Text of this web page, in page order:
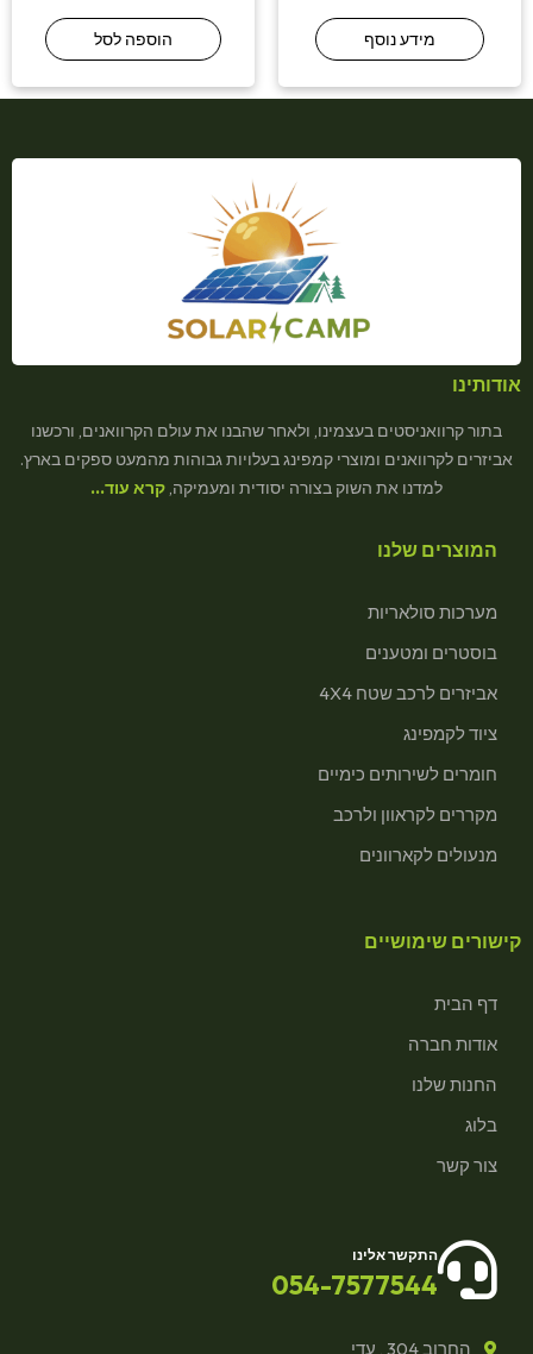
מידע נוסף הוספה לסל
אודותינו
בתור קרוואניסטים בעצמינו, ולאחר שהבנו את עולם הקרוואנים, ורכשנו
אביזרים לקרוואנים ומוצרי קמפינג בעלויות גבוהות מהמעט ספקים בארץ.
למדנו את השוק בצורה יסודית ומעמיקה, קרא עוד…
המוצרים שלנו
מערכות סולאריות
בוסטרים ומטענים
אביזרים לרכב שטח 4X4
ציוד לקמפינג
חומרים לשירותים כימיים
מקררים לקראוון ולרכב
מנעולים לקארוונים
קישורים שימושיים
דף הבית
אודות חברה
החנות שלנו
בלוג
צור קשר
התקשר אלינו
054-7577544
החרוב 304 , עדי